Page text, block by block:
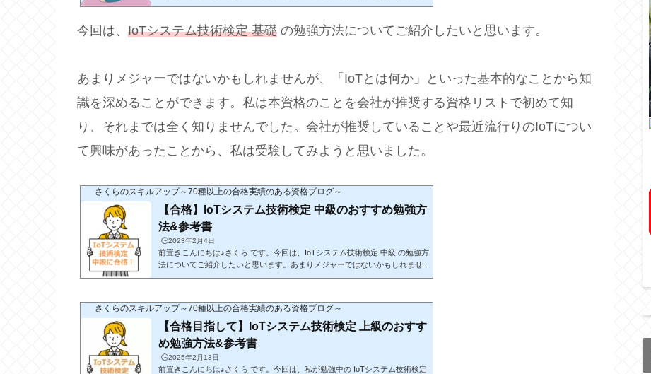
数10年目になります。趣味はショッピング・食べ歩き・海外ドラマの視聴で
は字幕なしでもドラマの内容を把握できるようになりたいです。また、入社後
今回は、 IoTシステム技術検定 基礎 の勉強方法についてご紹介したいと思います。
あまりメジャーではないかもしれませんが、「IoTとは何か」といった基本的なことから知
識を深めることができます。私は本資格のことを会社が推奨する資格リストで初めて知
り、それまでは全く知りませんでした。会社が推奨していることや最近流行りのIoTについ
て興味があったことから、私は受験してみようと思いました。
さくらのスキルアップ～70種以上の合格実績のある資格ブログ～
【合格】IoTシステム技術検定 中級のおすすめ勉強方
法&参考書
🕒️2023年2月4日
前置きこんにちは♪さくら です。今回は、IoTシステム技術検定 中級 の勉強方
法についてご紹介したいと思います。あまりメジャーではないかもしれません
が、「IoTとは何か」といった基本的なことから知識を深めることができま
し上げますと、参考書で知識をインプットし、キーワードの理解を深めること
教科書からそのまま出題されることが多いと思うので、何度も熟読すること楽
天koboを利用したことがない方「初購入金額がポイント70倍」が適用されるの
で、こちら...
さくらのスキルアップ～70種以上の合格実績のある資格ブログ～
【合格目指して】IoTシステム技術検定 上級のおすす
め勉強方法&参考書
🕒️2025年2月13日
前置きこんにちは♪さくら です。今回は、私が勉強中の IoTシステム技術検定